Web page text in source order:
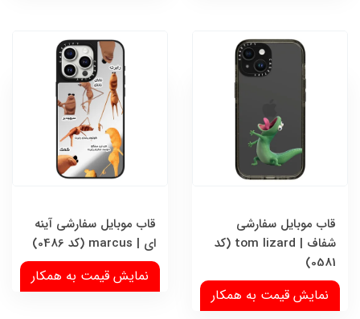
قاب موبایل سفارشی
شفاف | tom lizard (کد
0581)
نمایش قیمت به همکار
قاب موبایل سفارشی آینه
ای | marcus (کد 0486)
نمایش قیمت به همکار